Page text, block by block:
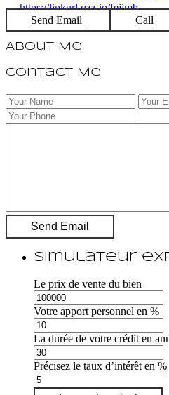
https://linkurl.qzz.io/fejjmb
Send Email
Call
About Me
Contact Me
Simulateur
Le prix de vente du bien
Votre apport personnel en %
La durée de votre crédit en
Précisez le taux d’intérêt en %